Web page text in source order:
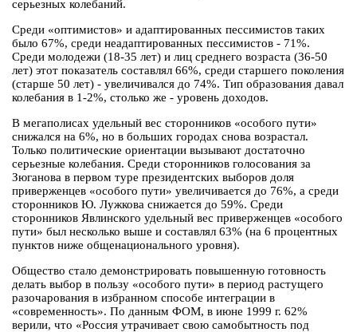
серьезных колебаний.
Среди «оптимистов» и адаптированных пессимистов таких
было 67%, среди неадаптированных пессимистов - 71%.
Среди молодежи (18-35 лет) и лиц среднего возраста (36-50
лет) этот показатель составлял 66%, среди старшего поколения
(старше 50 лет) - увеличивался до 74%. Тип образования давал
колебания в 1-2%, столько же - уровень доходов.
В мегаполисах удельный вес сторонников «особого пути»
снижался на 6%, но в больших городах снова возрастал.
Только политические ориентации вызывают достаточно
серьезные колебания. Среди сторонников голосования за
Зюганова в первом туре президентских выборов доля
приверженцев «особого пути» увеличивается до 76%, а среди
сторонников Ю. Лужкова снижается до 59%. Среди
сторонников Явлинского удельный вес приверженцев «особого
пути» был несколько выше и составлял 63% (на 6 процентных
пунктов ниже общенационального уровня).
Общество стало демонстрировать повышенную готовность
делать выбор в пользу «особого пути» в период растущего
разочарования в избранном способе интеграции в
«современность». По данным ФОМ, в июне 1999 г. 62%
верили, что «Россия утрачивает свою самобытность под